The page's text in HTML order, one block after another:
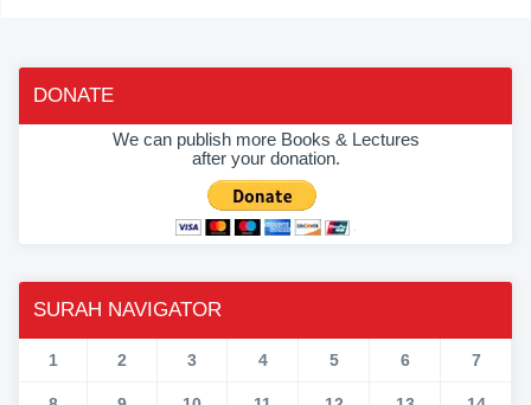
DONATE
We can publish more Books & Lectures
after your donation.
SURAH NAVIGATOR
1 2 3 4 5 6 7